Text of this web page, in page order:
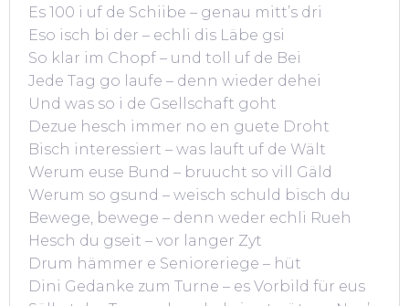
Es 100 i uf de Schiibe – genau mitt’s dri
Eso isch bi der – echli dis Läbe gsi
So klar im Chopf – und toll uf de Bei
Jede Tag go laufe – denn wieder dehei
Und was so i de Gsellschaft goht
Dezue hesch immer no en guete Droht
Bisch interessiert – was lauft uf de Wält
Werum euse Bund – bruucht so vill Gäld
Werum so gsund – weisch schuld bisch du
Bewege, bewege – denn weder echli Rueh
Hesch du gseit – vor langer Zyt
Drum hämmer e Senioreriege – hüt
Dini Gedanke zum Turne – es Vorbild für eus